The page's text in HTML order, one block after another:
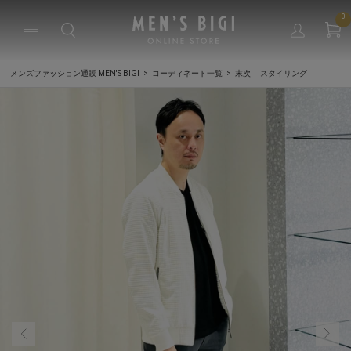
0
メンズファッション通販 MEN'S BIGI コーディネート一覧 末次 スタイリング